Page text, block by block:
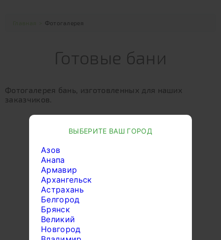
Фотогалерея
Готовые бани
Фотогалерея бань, изготовленных для наших
заказчиков.
ВЫБЕРИТЕ ВАШ ГОРОД
Азов
Анапа
Армавир
Архангельск
Астрахань
Белгород
Брянск
Великий
Новгород